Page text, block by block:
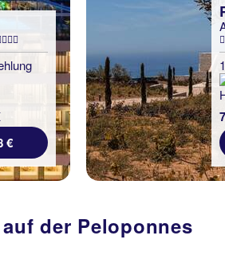
€
der Peloponnes